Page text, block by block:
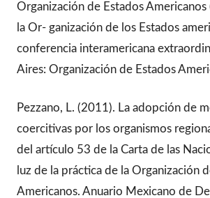
Organización de Estados
la Or- ganización de los Estados
conferencia interamericana
Aires: Organización de Estados
Pezzano, L. (2011). La adopción de
coercitivas por los organismos
del artículo 53 de la Carta de las
luz de la práctica de la Organización
Americanos. Anuario Mexicano de